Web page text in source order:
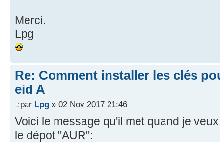
Merci.
Lpg
Re: Comment installer les clés
eid A
par Lpg » 02 Nov 2017 21:46
Voici le message qu'il met quand je
le dépot "AUR":